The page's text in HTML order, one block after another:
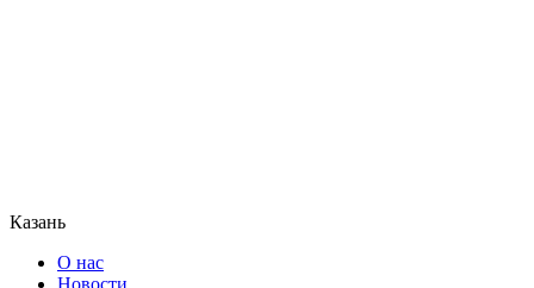
Казань
О нас
Новости